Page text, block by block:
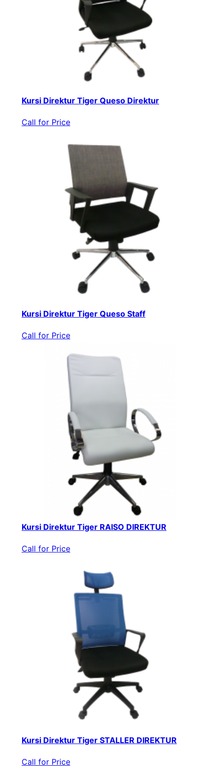
Kursi Direktur Tiger Queso Direktur
Call for Price
Kursi Direktur Tiger Queso Staff
Call for Price
Kursi Direktur Tiger RAISO DIREKTUR
Call for Price
Kursi Direktur Tiger STALLER DIREKTUR
Call for Price